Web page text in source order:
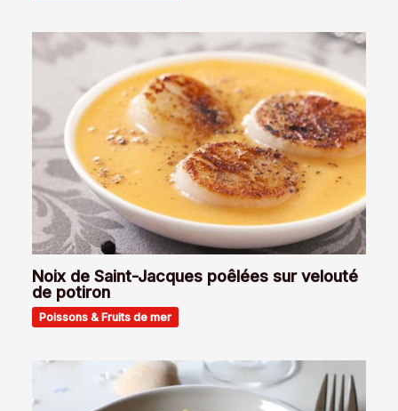
Noix de Saint-Jacques poêlées sur velouté
de potiron
Poissons & Fruits de mer